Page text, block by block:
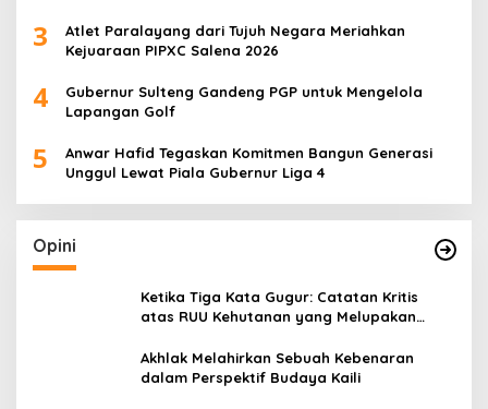
3
Atlet Paralayang dari Tujuh Negara Meriahkan
Kejuaraan PIPXC Salena 2026
4
Gubernur Sulteng Gandeng PGP untuk Mengelola
Lapangan Golf
5
Anwar Hafid Tegaskan Komitmen Bangun Generasi
Unggul Lewat Piala Gubernur Liga 4
Opini
Ketika Tiga Kata Gugur: Catatan Kritis
atas RUU Kehutanan yang Melupakan
Akhlak Melahirkan Sebuah Kebenaran
dalam Perspektif Budaya Kaili